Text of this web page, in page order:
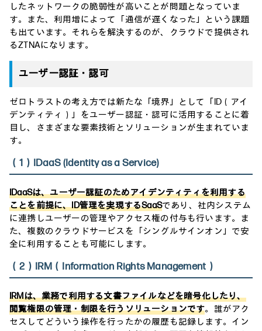
したネットワークの脆弱性が高いことが問題となっていま
す。また、利用増によって「通信が遅くなった」という課題
も出ています。それらを解決するのが、クラウドで提供され
るZTNAになります。
ユーザー認証・認可
ゼロトラストの考え方では新たな「境界」として「ID（アイ
デンティティ）」をユーザー認証・認可に活用することに着
目し、さまざまな要素技術とソリューションが生まれていま
す。
（1）IDaaS (Identity as a Service)
IDaaSは、ユーザー認証のためアイデンティティを利用する
ことを前提に、ID管理を実現するSaaSであり、社内システム
に連携しユーザーの管理やアクセス権の付与も行います。ま
た、複数のクラウドサービスを「シングルサインオン」で安
全に利用することも可能にします。
（2）IRM（Information Rights Management）
IRMは、業務で利用する文書ファイルなどを暗号化したり、
閲覧権限の管理・制限を行うソリューションです。誰がアク
セスしてどういう操作を行ったかの履歴も記録します。イン